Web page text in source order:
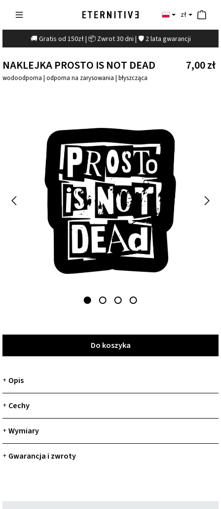
zł
🚚 Gratis od 150zł | 📦 Zwrot 30 dni | 🛡️ 2 lata gwarancji
NAKLEJKA PROSTO IS NOT DEAD
wodoodporna | odporna na zarysowania | błyszcząca
7,00 zł
Do koszyka
Do koszyka
+ Opis
+ Cechy
+ Wymiary
+ Gwarancja i zwroty